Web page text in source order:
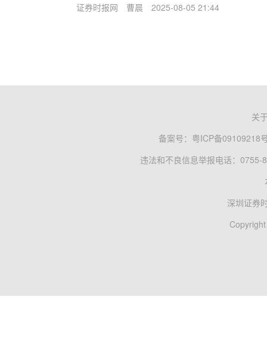
证券时报网 曹晨 2025-08-05 21:44
关
备案号： 粤ICP备09109218
违法和不良信息举报电话：0755-
深圳证券